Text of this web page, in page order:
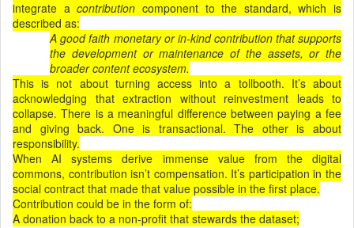
integrate acontribution component to the standard, which is
described as:
A good faith monetary or in-kind contribution that supports
the development or maintenance of the assets, or the
broader content ecosystem.
This is not about turning access into a tollbooth. It’s about
acknowledging that extraction without reinvestment leads to
collapse. There is a meaningful difference between paying a fee
and giving back. One is transactional. The other is about
responsibility.
When AI systems derive immense value from the digital
commons, contribution isn’t compensation. It’s participation in the
social contract that made that value possible in the first place.
Contribution could be in the form of:
A donation back to a non-profit that stewards the dataset;